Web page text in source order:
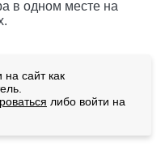
в одном месте на
сайт как
либо войти на